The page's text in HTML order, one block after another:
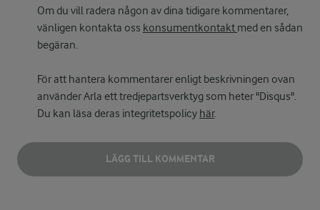
Om du vill radera någon av dina tidigare kommentarer,
vänligen kontakta oss konsumentkontakt med en sådan
begäran.
För att hantera kommentarer enligt beskrivningen ovan
använder Arla ett tredjepartsverktyg som heter "Disqus".
Du kan läsa deras integritetspolicy här.
LÄGG TILL KOMMENTAR